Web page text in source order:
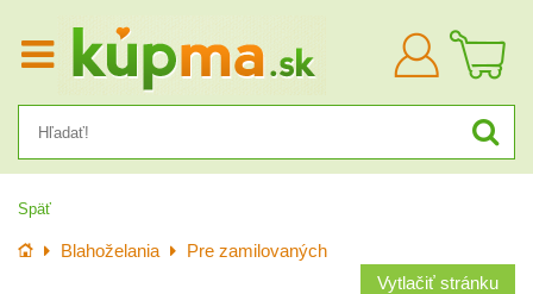
Prihlásiť
sa
Späť
Úvod Blahoželania
Pre zamilovaných
Vytlačiť stránku